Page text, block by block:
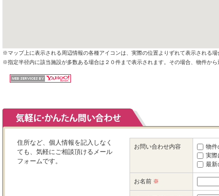
※マップ上に表示される周辺情報の各種アイコンは、実際の位置よりずれて表示される場
※指定半径内に該当施設が多数ある場合は２０件まで表示されます。その場合、物件か